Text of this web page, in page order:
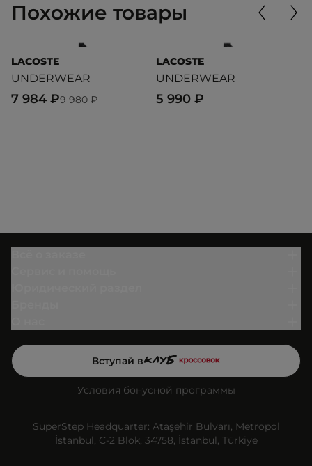
Похожие товары
LACOSTE
UNDERWEAR
9 980 ₽
7 984 ₽
LACOSTE
UNDERWEAR
5 990 ₽
Вступай в
Условия бонусной программы
SuperStep Headquarter: Ataşehir Bulvarı, Metropol
İstanbul, C-2 Blok, 34758, İstanbul, Türkiye